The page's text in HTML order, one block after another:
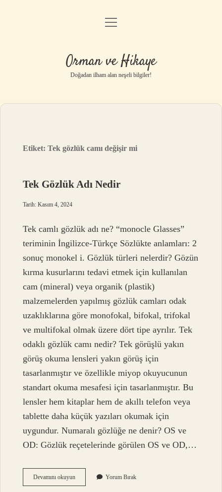
Anasayfa
Yasal Uyarı
menüyü
Orman ve Hikaye
Doğadan ilham alan neşeli bilgiler!
Etiket:Tek gözlük camı değişir mi
Tek Gözlük Adı Nedir
Tarih: Kasım 4, 2024
Tek camlı gözlük adı ne? “monocle Glasses”
teriminin İngilizce-Türkçe Sözlükte anlamları: 2
sonuç monokel i. Gözlük türleri nelerdir? Gözün
kırma kusurlarını tedavi etmek için kullanılan
cam (mineral) veya organik (plastik)
malzemelerden yapılmış gözlük camları odak
uzaklıklarına göre monofokal, bifokal, trifokal
ve multifokal olmak üzere dört tipe ayrılır. Tek
odaklı gözlük camı nedir? Tek görüşlü yakın
görüş okuma lensleri yakın görüş için
tasarlanmıştır ve özellikle miyop okuyucunun
standart okuma mesafesi için tasarlanmıştır. Bu
lensler hem kitaplar hem de akıllı telefon veya
tablette daha küçük yazıları okumak için
uygundur. Numaralı gözlüğe ne denir? OS ve
OD: Gözlük reçetelerinde görülen OS ve OD,…
Devamını okuyunTek
Gözlük
Yorum Bırak